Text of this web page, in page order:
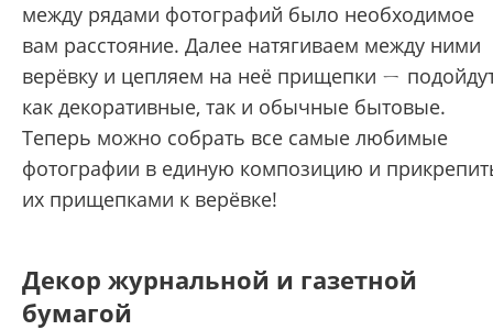
между рядами фотографий было необходимое
вам расстояние. Далее натягиваем между ними
верёвку и цепляем на неё прищепки ㄧ
как декоративные, так и обычные бытовые.
Теперь можно собрать все самые любимые
фотографии в единую композицию и
их прищепками к верёвке!
Декор журнальной и газетной
бумагой